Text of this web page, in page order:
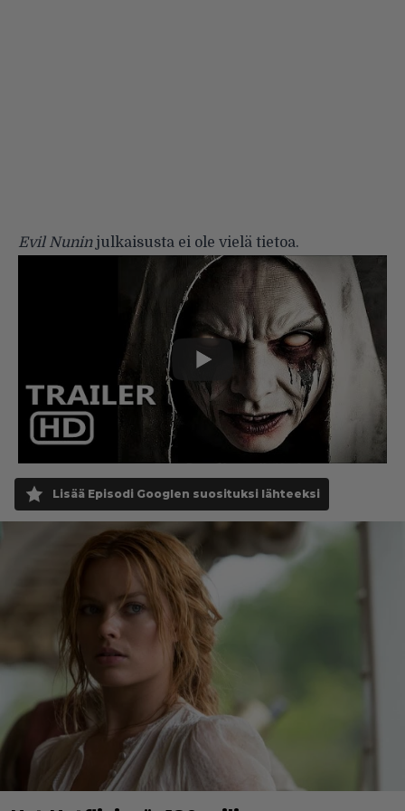
Evil Nunin julkaisusta ei ole vielä tietoa.
Lisää Episodi Googlen suosituksi lähteeksi